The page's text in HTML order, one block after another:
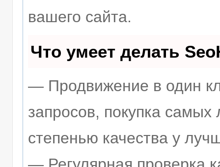
вашего сайта.
Что умеет делать
— Продвижение в один
запросов, покупка
степенью качества у